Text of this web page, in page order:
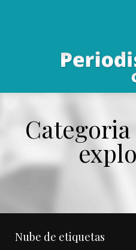
Categoria
Nube de etiquetas